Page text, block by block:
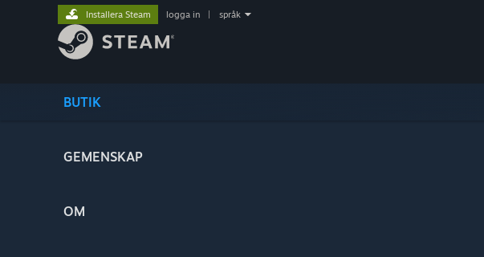
BUTIK
GEMENSKAP
OM
Installera Steam logga in språk